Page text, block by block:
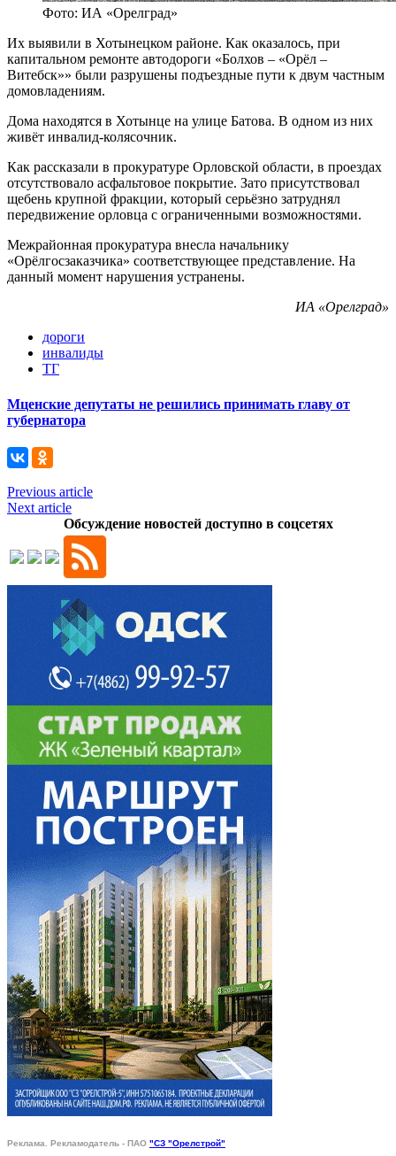
Фото: ИА «Орелград»
Их выявили в Хотынецком районе. Как оказалось, при
капитальном ремонте автодороги «Болхов – «Орёл –
Витебск»» были разрушены подъездные пути к двум частным
домовладениям.
Дома находятся в Хотынце на улице Батова. В одном из них
живёт инвалид-колясочник.
Как рассказали в прокуратуре Орловской области, в проездах
отсутствовало асфальтовое покрытие. Зато присутствовал
щебень крупной фракции, который серьёзно затруднял
передвижение орловца с ограниченными возможностями.
Межрайонная прокуратура внесла начальнику
«Орёлгосзаказчика» соответствующее представление. На
данный момент нарушения устранены.
ИА «Орелград»
дороги
инвалиды
ТГ
Мценские депутаты не решились принимать главу от
губернатора
Previous article
Next article
Обсуждение новостей доступно в соцсетях
Реклама. Рекламодатель - ПАО "СЗ "Орелстрой"